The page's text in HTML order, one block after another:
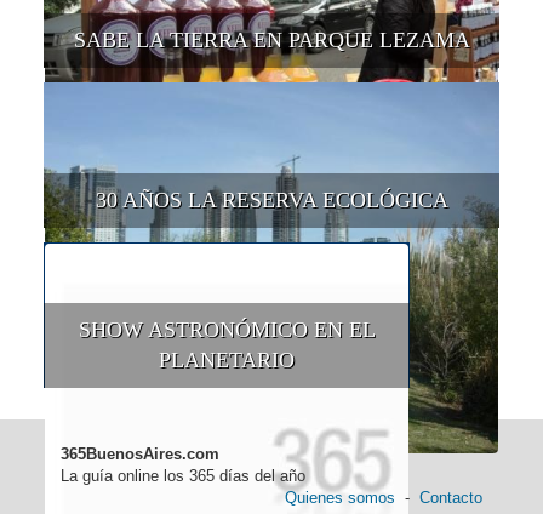
SABE LA TIERRA EN PARQUE LEZAMA
30 AÑOS LA RESERVA ECOLÓGICA
SHOW ASTRONÓMICO EN EL
PLANETARIO
365BuenosAires.com
La guía online los 365 días del año
Quienes somos - Contacto